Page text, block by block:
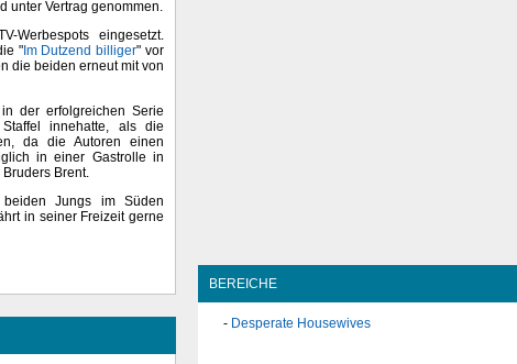
unter Vertrag genommen.
Werbespots eingesetzt.
"Im Dutzend billiger" vor
die beiden erneut mit von
der erfolgreichen Serie
innehatte, als die
da die Autoren einen
in einer Gastrolle in
Brent.
Jungs im Süden
in seiner Freizeit gerne
BEREICHE
Desperate Housewives